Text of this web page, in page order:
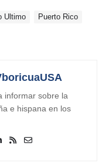
Ultimo
Puerto Rico
informar sobre la
e hispana en los